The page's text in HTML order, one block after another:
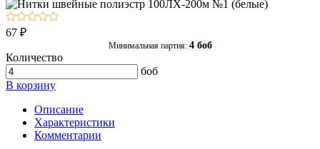
67 ₽
Минимальная партия: 4 боб
Количество
боб
В корзину
Описание
Характеристики
Комментарии